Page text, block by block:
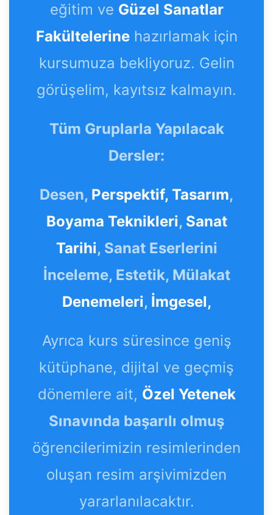
eğitim ve Güzel Sanatlar
Fakültelerinehazırlamak için
kursumuza bekliyoruz. Gelin
görüşelim, kayıtsız kalmayın.
Tüm Gruplarla Yapılacak
Dersler:
Desen, Perspektif, Tasarım,
Boyama Teknikleri, Sanat
Tarihi, Sanat Eserlerini
İnceleme, Estetik, Mülakat
Denemeleri, İmgesel,
Ayrıca kurs süresince geniş
kütüphane, dijital ve geçmiş
dönemlere ait, Özel Yetenek
Sınavında başarılı olmuş
öğrencilerimizin resimlerinden
oluşan resim arşivimizden
yararlanılacaktır.